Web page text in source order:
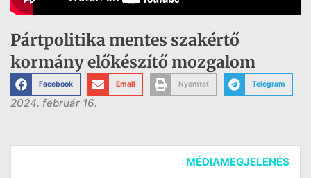
Pártpolitika mentes szakértő
kormány előkészítő mozgalom
Facebook Email Nyomtat Telegram
2024. február 16.
MÉDIAMEGJELENÉS